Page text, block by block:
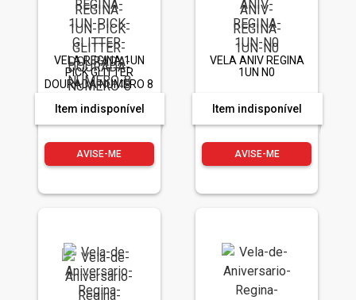
VELA REGINA 1UN
PICK GLITTER
DOURADA NUMERO 8
Item indisponível
AVISE-ME
VELA ANIV REGINA
1UN N0
Item indisponível
AVISE-ME